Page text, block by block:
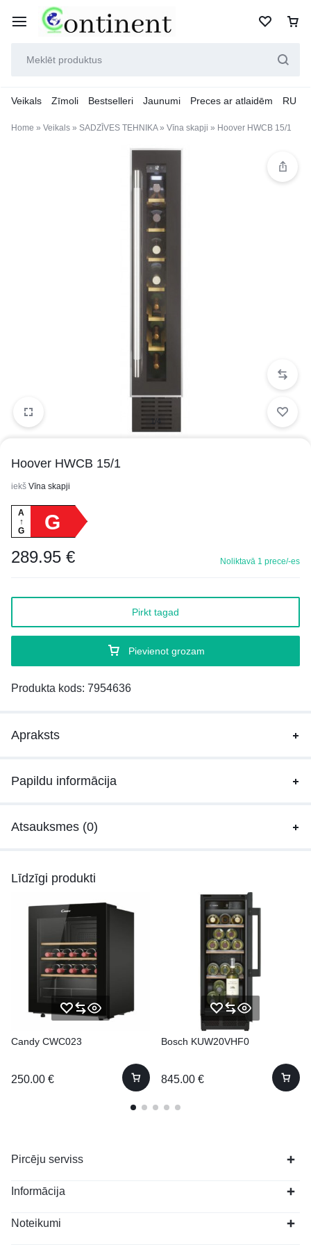
Veikals Zīmoli Bestselleri Jaunumi Preces ar atlaidēm RU
Home » Veikals » SADZĪVES TEHNIKA» Vīna skapji » Hoover HWCB 15/1
1/4
Hoover HWCB 15/1
iekš Vīna skapji
A
↑
G
G
289.95 € Noliktavā 1 prece/-es
Pievienot grozam
Pirkt tagad
Produkta kods: 7954636
Apraksts
Papildu informācija
Atsauksmes (0)
Līdzīgi produkti
Candy CWC023
250.00 €
Bosch KUW20VHF0
845.00 €
Pircēju serviss
Informācija
Noteikumi